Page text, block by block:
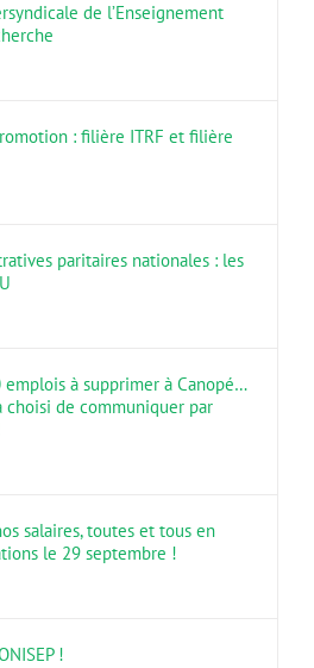
de l’Enseignement
: filière ITRF et filière
paritaires nationales : les
à supprimer à Canopé…
choisi de communiquer par
salaires, toutes et tous en
le 29 septembre !
!